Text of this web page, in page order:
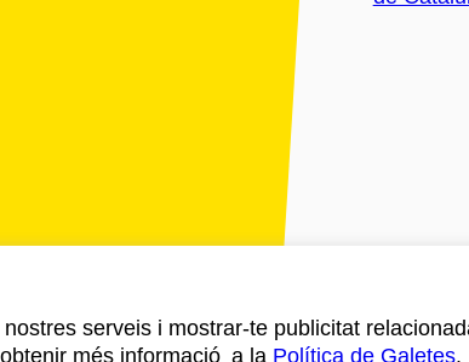
serveis i mostrar-te publicitat
més informació a la Política de Galetes.